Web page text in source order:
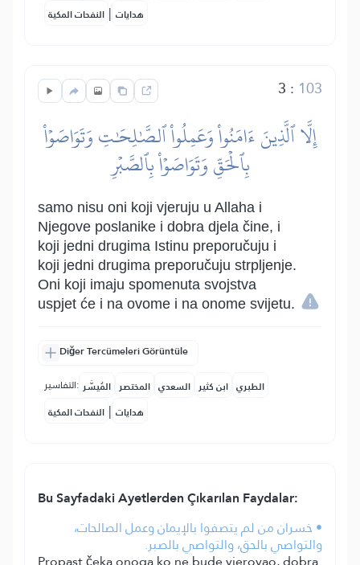
النفحات المكية | هدايات
3 : 103
إِلَّا ٱلَّذِينَ ءَامَنُواْ وَعَمِلُواْ ٱلصَّٰلِحَٰتِ وَتَوَاصَوۡاْ
بِٱلۡحَقِّ وَتَوَاصَوۡاْ بِٱلصَّبۡرِ
samo nisu oni koji vjeruju u Allaha i
Njegove poslanike i dobra djela čine, i
koji jedni drugima Istinu preporučuju i
koji jedni drugima preporučuju strpljenje.
Oni koji imaju spomenuta svojstva
uspjet će i na ovome i na onome svijetu.
Diğer Tercümeleri Görüntüle
التفاسير: المُيسَّر المختصر السعدي ابن كثير الطبري
النفحات المكية | هدايات
Bu Sayfadaki Ayetlerden Çıkarılan Faydalar:
• خسران من لم يتصفوا بالإيمان وعمل الصالحات،
والتواصي بالحق، والتواصي بالصبر.